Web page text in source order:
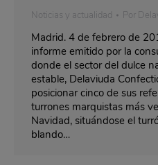
Noticias y actualidad Por
Madrid. 4 de febrero de
informe emitido por la
donde el sector del dulce
estable, Delaviuda
posicionar cinco de sus
turrones marquistas más
Navidad, situándose el
blando…